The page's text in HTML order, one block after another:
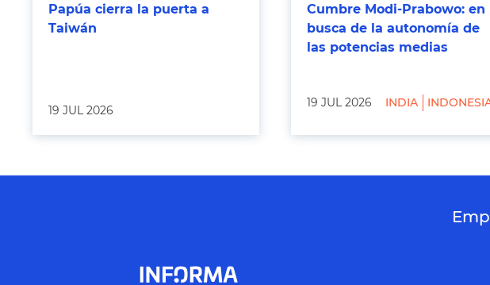
Papúa cierra la puerta a
Taiwán
19 JUL 2026
Cumbre Modi-Prabowo: en
busca de la autonomía de
las potencias medias
19 JUL 2026 INDIA